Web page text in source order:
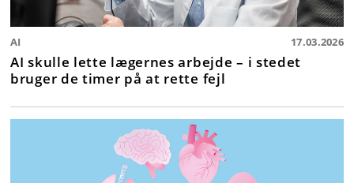
AI 17.03.2026
AI skulle lette lægernes arbejde – i stedet
bruger de timer på at rette fejl